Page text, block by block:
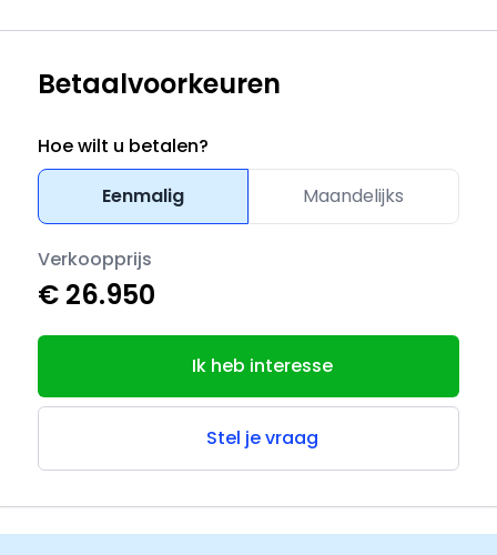
Betaalvoorkeuren
Hoe wilt u betalen?
Eenmalig
Maandelijks
Verkoopprijs
€ 26.950
Ik heb interesse
Stel je vraag